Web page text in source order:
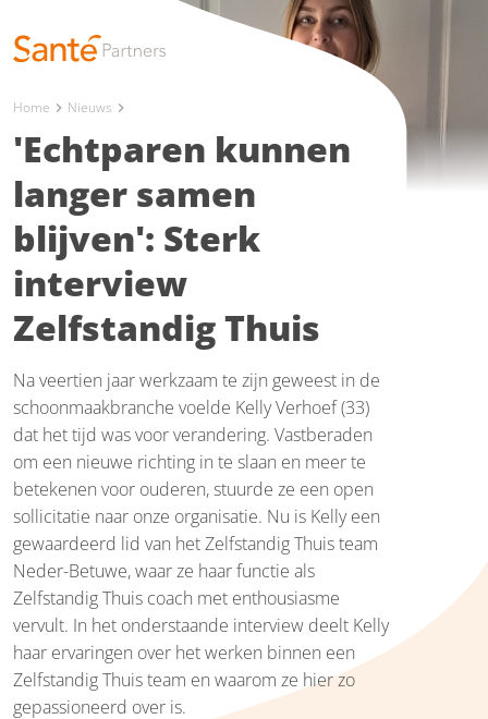
Home chevron_right Nieuws chevron_right
'Echtparen kunnen
langer samen
blijven': Sterk
interview
Zelfstandig Thuis
Na veertien jaar werkzaam te zijn geweest in de
schoonmaakbranche voelde Kelly Verhoef (33)
dat het tijd was voor verandering. Vastberaden
om een nieuwe richting in te slaan en meer te
betekenen voor ouderen, stuurde ze een open
sollicitatie naar onze organisatie. Nu is Kelly een
gewaardeerd lid van het Zelfstandig Thuis team
Neder-Betuwe, waar ze haar functie als
Zelfstandig Thuis coach met enthousiasme
vervult. In het onderstaande interview deelt Kelly
haar ervaringen over het werken binnen een
Zelfstandig Thuis team en waarom ze hier zo
gepassioneerd over is.